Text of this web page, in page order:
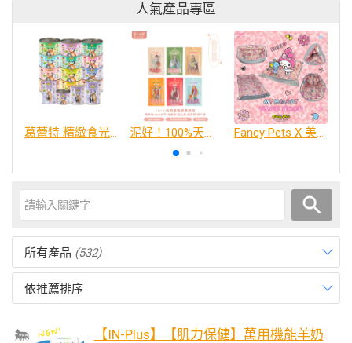
人氣產品專區
葛蕾特 精緻食光 主食貓罐、貓餐包 泥好！100%天然營養蔬果肉泥 Fancy Pets X 美樂蒂 百變造型寵物睡床墊
所有產品 (532)
依推薦排序
【IN-Plus】【肌力保健】萬用機能羊奶